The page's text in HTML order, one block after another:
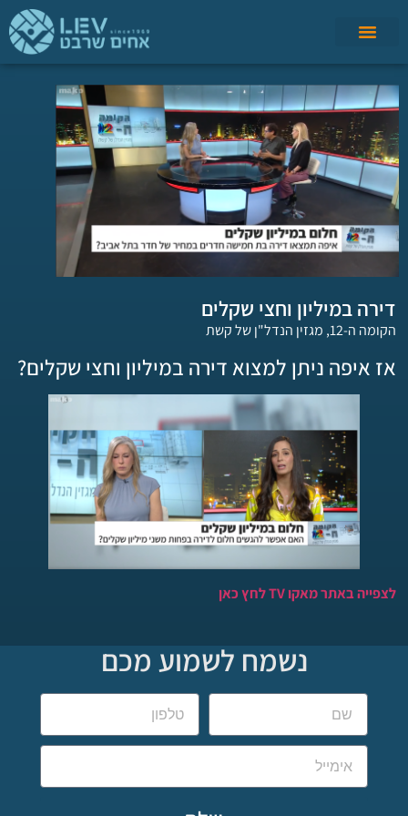
דירה במיליון וחצי שקלים
הקומה ה-12, מגזין הנדל"ן של קשת
אז איפה ניתן למצוא דירה במיליון וחצי שקלים?
לצפייה באתר מאקו TV לחץ כאן
נשמח לשמוע מכם